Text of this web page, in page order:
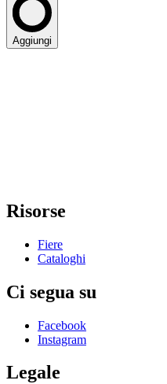
Aggiungi
Risorse
Fiere
Cataloghi
Ci segua su
Facebook
Instagram
Legale